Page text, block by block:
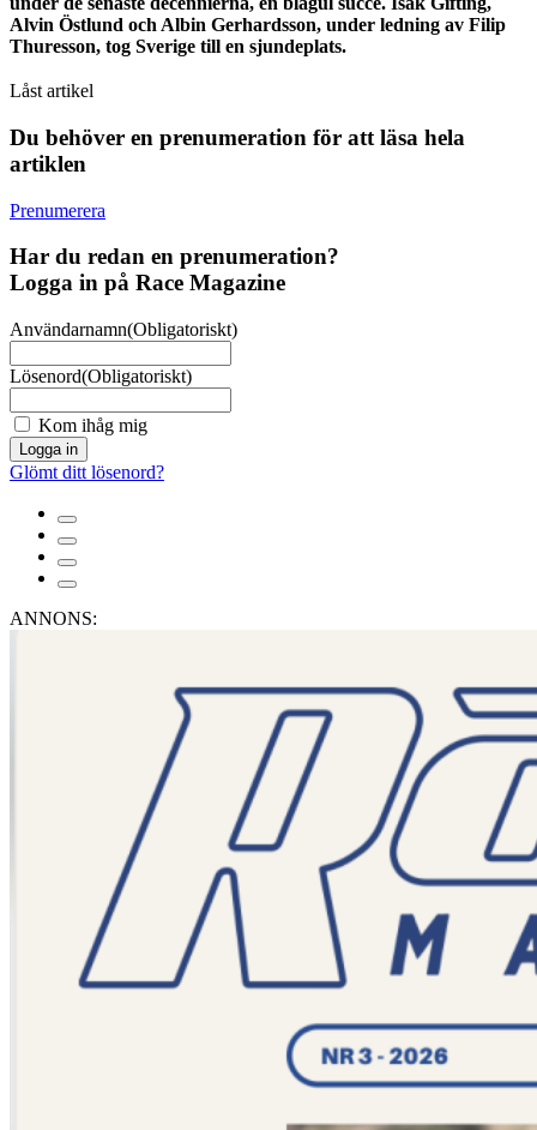
Alvin Östlund och Albin Gerhardsson, under ledning av Filip
Thuresson, tog Sverige till en sjundeplats.
Låst artikel
Du behöver en prenumeration för att läsa hela
artiklen
Prenumerera
Har du redan en prenumeration?
Logga in på Race Magazine
Användarnamn(Obligatoriskt)
Lösenord(Obligatoriskt)
Kom ihåg mig
Logga in
Glömt ditt lösenord?
ANNONS: